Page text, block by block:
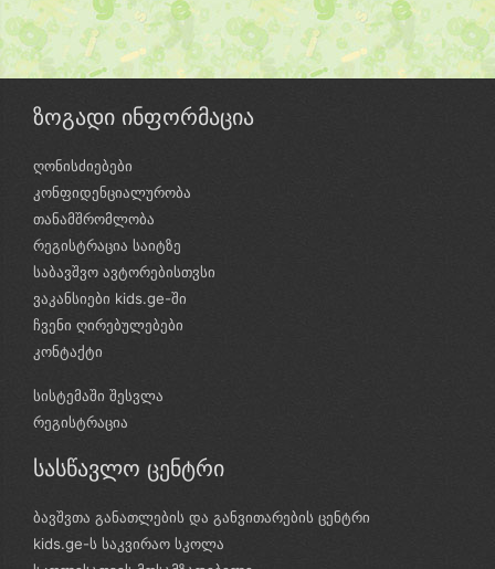
ზოგადი ინფორმაცია
ღონისძიებები
კონფიდენციალურობა
თანამშრომლობა
რეგისტრაცია საიტზე
საბავშვო ავტორებისთვსი
ვაკანსიები kids.ge-ში
ჩვენი ღირებულებები
კონტაქტი
სისტემაში შესვლა
რეგისტრაცია
სასწავლო ცენტრი
ბავშვთა განათლების და განვითარების ცენტრი
kids.ge-ს საკვირაო სკოლა